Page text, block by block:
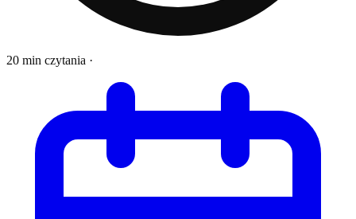
20 min czytania ·